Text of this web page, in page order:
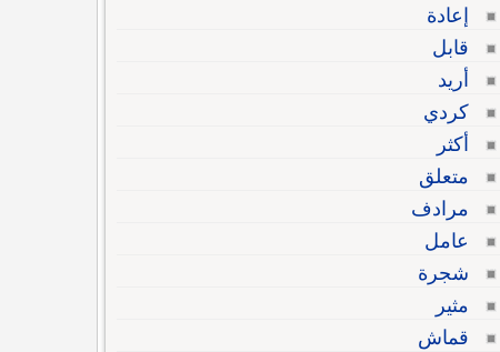
إعادة
قابل
أريد
كردي
أكثر
متعلق
مرادف
عامل
شجرة
مثير
قماش